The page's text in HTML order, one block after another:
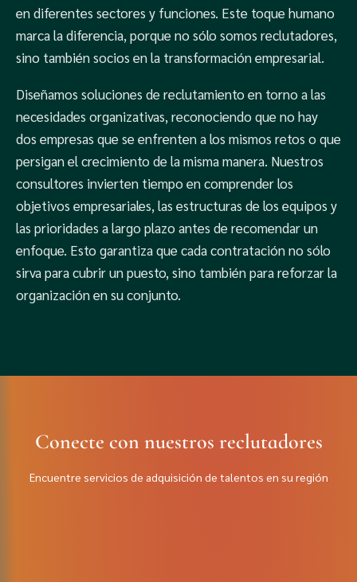
en diferentes sectores y funciones. Este toque humano
marca la diferencia, porque no sólo somos reclutadores,
sino también socios en la transformación empresarial.
Diseñamos soluciones de reclutamiento en torno a las
necesidades organizativas, reconociendo que no hay
dos empresas que se enfrenten a los mismos retos o que
persigan el crecimiento de la misma manera. Nuestros
consultores invierten tiempo en comprender los
objetivos empresariales, las estructuras de los equipos y
las prioridades a largo plazo antes de recomendar un
enfoque. Esto garantiza que cada contratación no sólo
sirva para cubrir un puesto, sino también para reforzar la
organización en su conjunto.
Conecte con nuestros reclutadores
Encuentre servicios de adquisición de talentos en su región